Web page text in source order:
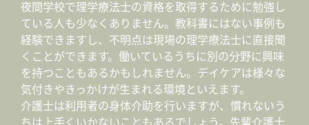
夜間学校で理学療法士の資格を取得するために勉強し
ている人も少なくありません。教科書にはない事例も
経験できますし、不明点は現場の理学療法士に直接聞
くことができます。働いているうちに別の分野に興味
を持つこともあるかもしれません。デイケアは様々な
気付きやきっかけが生まれる環境といえます。
介護士は利用者の身体介助を行いますが、慣れないう